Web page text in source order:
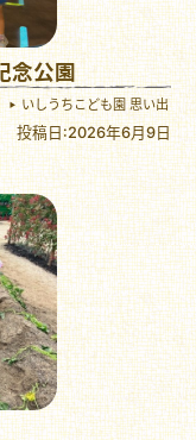
念公園
いしうちこども園 思い出
投稿日:2026年6月9日